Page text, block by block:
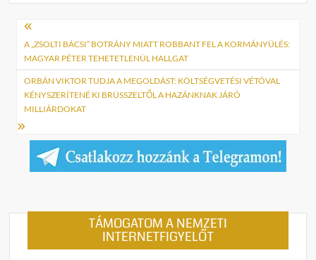
Bejegyzés
navigáció
A „ZSOLTI BÁCSI” BOTRÁNY MIATT ROBBANT FEL A KORMÁNYÜLÉS:
MAGYAR PÉTER TEHETETLENÜL HALLGAT
ORBÁN VIKTOR TUDJA A MEGOLDÁST: KÖLTSÉGVETÉSI VÉTÓVAL
KÉNYSZERÍTENÉ KI BRÜSSZELTŐL A HAZÁNKNAK JÁRÓ
MILLIÁRDOKAT
TÁMOGATOM A NEMZETI
INTERNETFIGYELŐT